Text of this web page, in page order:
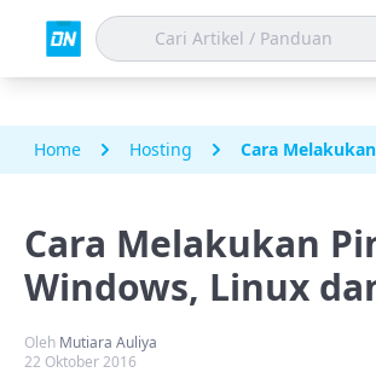
Home Hosting Cara
Cara Melakukan
Windows, Linux
Oleh Mutiara Auliya
22 Oktober 2016